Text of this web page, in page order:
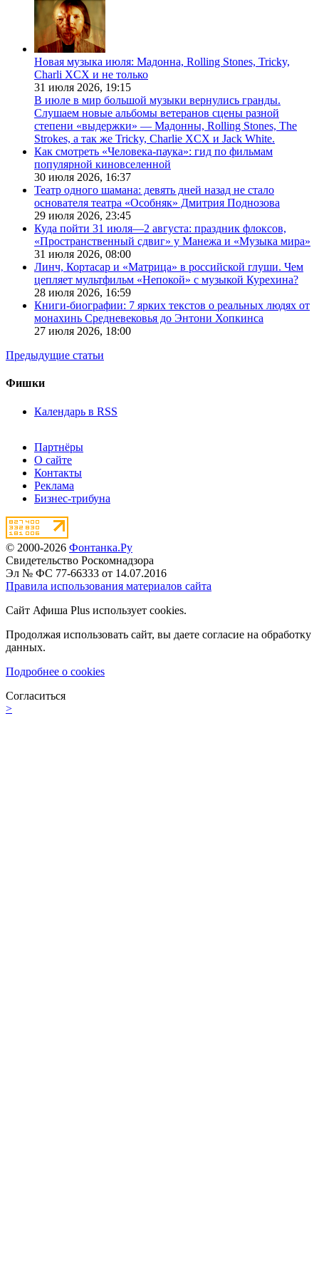
Новая музыка июля: Мадонна, Rolling Stones, Tricky,
Charli XCX и не только
31 июля 2026, 19:15
В июле в мир большой музыки вернулись гранды.
Слушаем новые альбомы ветеранов сцены разной
степени «выдержки» — Мадонны, Rolling Stones, The
Strokes, а так же Tricky, Charlie XCX и Jack White.
Как смотреть «Человека-паука»: гид по фильмам
популярной киновселенной
30 июля 2026, 16:37
Театр одного шамана: девять дней назад не стало
основателя театра «Особняк» Дмитрия Поднозова
29 июля 2026, 23:45
Куда пойти 31 июля—2 августа: праздник флоксов,
«Пространственный сдвиг» у Манежа и «Музыка мира»
31 июля 2026, 08:00
Линч, Кортасар и «Матрица» в российской глуши. Чем
цепляет мультфильм «Непокой» с музыкой Курехина?
28 июля 2026, 16:59
Книги-биографии: 7 ярких текстов о реальных людях от
монахинь Средневековья до Энтони Хопкинса
27 июля 2026, 18:00
Предыдущие статьи
Фишки
Календарь в RSS
Партнёры
О сайте
Контакты
Реклама
Бизнес-трибуна
© 2000-2026 Фонтанка.Ру
Свидетельство Роскомнадзора
Эл № ФС 77-66333 от 14.07.2016
Правила использования материалов сайта
Сайт Афиша Plus использует cookies.
Продолжая использовать сайт, вы даете согласие на обработку
данных.
Подробнее о cookies
Согласиться
>